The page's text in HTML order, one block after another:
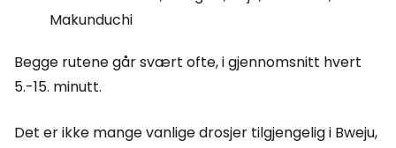
Makunduchi
Begge rutene går svært ofte, i gjennomsnitt hvert
5.-15. minutt.
Det er ikke mange vanlige drosjer tilgjengelig i Bweju,